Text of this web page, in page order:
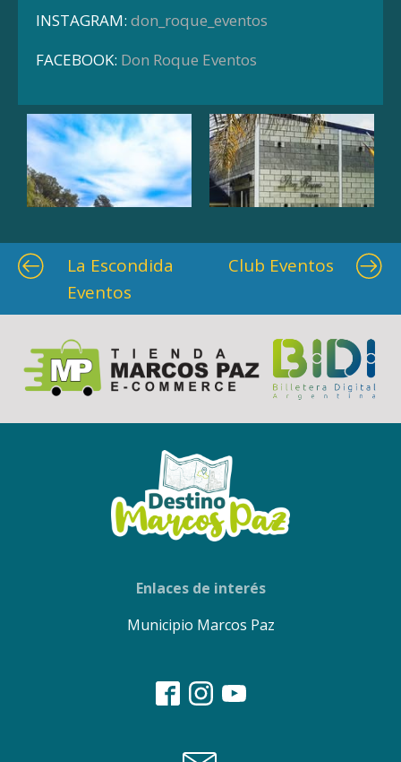
INSTAGRAM: don_roque_eventos
FACEBOOK: Don Roque Eventos
La Escondida
Eventos
Club Eventos
Enlaces de interés
Municipio Marcos Paz